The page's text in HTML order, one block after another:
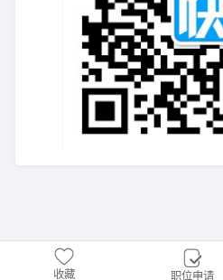
收藏 职位申请